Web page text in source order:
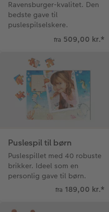
Velkomstskilt
Tilbehør
Ravensburger-kvalitet. Den
bedste gave til
puslespilselskere.
fra 509,00 kr.*
Puslespil til børn
Puslespillet med 40 robuste
brikker. Ideel som en
personlig gave til børn.
fra 189,00 kr.*